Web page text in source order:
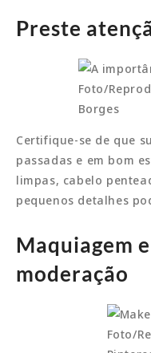
Preste
Foto/
Borges
Certifique-se de que
passadas e em bom
limpas, cabelo
pequenos detalhes
Maquiagem
moderação
Foto/